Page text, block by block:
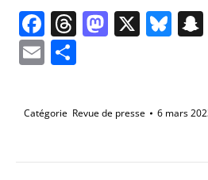
Facebook
Threads
X
Email
Catégorie Revue de presse 6 mars
Navigation